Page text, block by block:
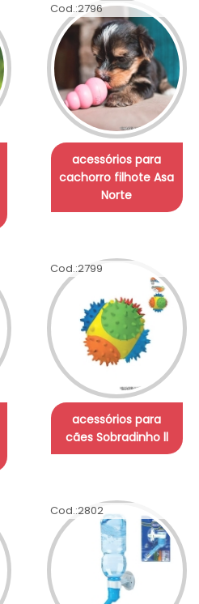
Cod.:2796
acessórios para
cachorro filhote Asa
Norte
Cod.:2799
acessórios para
cães Sobradinho ll
Cod.:2802